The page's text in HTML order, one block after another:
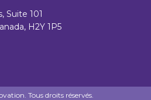
Suite 101
H2Y 1P5
Tous droits réservés.